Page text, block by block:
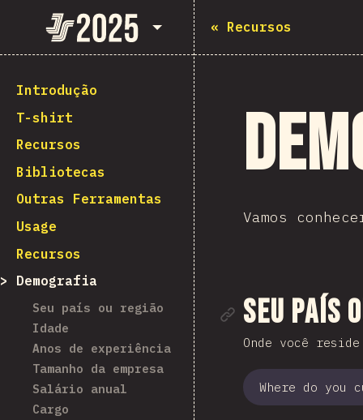
State of JavaScript 2025
Introdução
T-shirt
Recursos
Bibliotecas
Outras Ferramentas
Usage
Recursos
Demografia
Seu país ou região
Idade
Anos de experiência
Tamanho da empresa
Salário anual
Cargo
« Recursos
Vamos
Link para
Seu país
Onde você
Where do you